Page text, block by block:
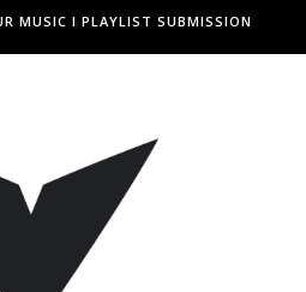
MUSIC I PLAYLIST SUBMISSION